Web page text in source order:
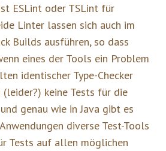
ESLint oder TSLint für
Linter lassen sich auch im
Builds ausführen, so dass
eines der Tools ein Problem
identischer Type-Checker
keine Tests für die
genau wie in Java gibt es
diverse Test-Tools
Tests auf allen möglichen